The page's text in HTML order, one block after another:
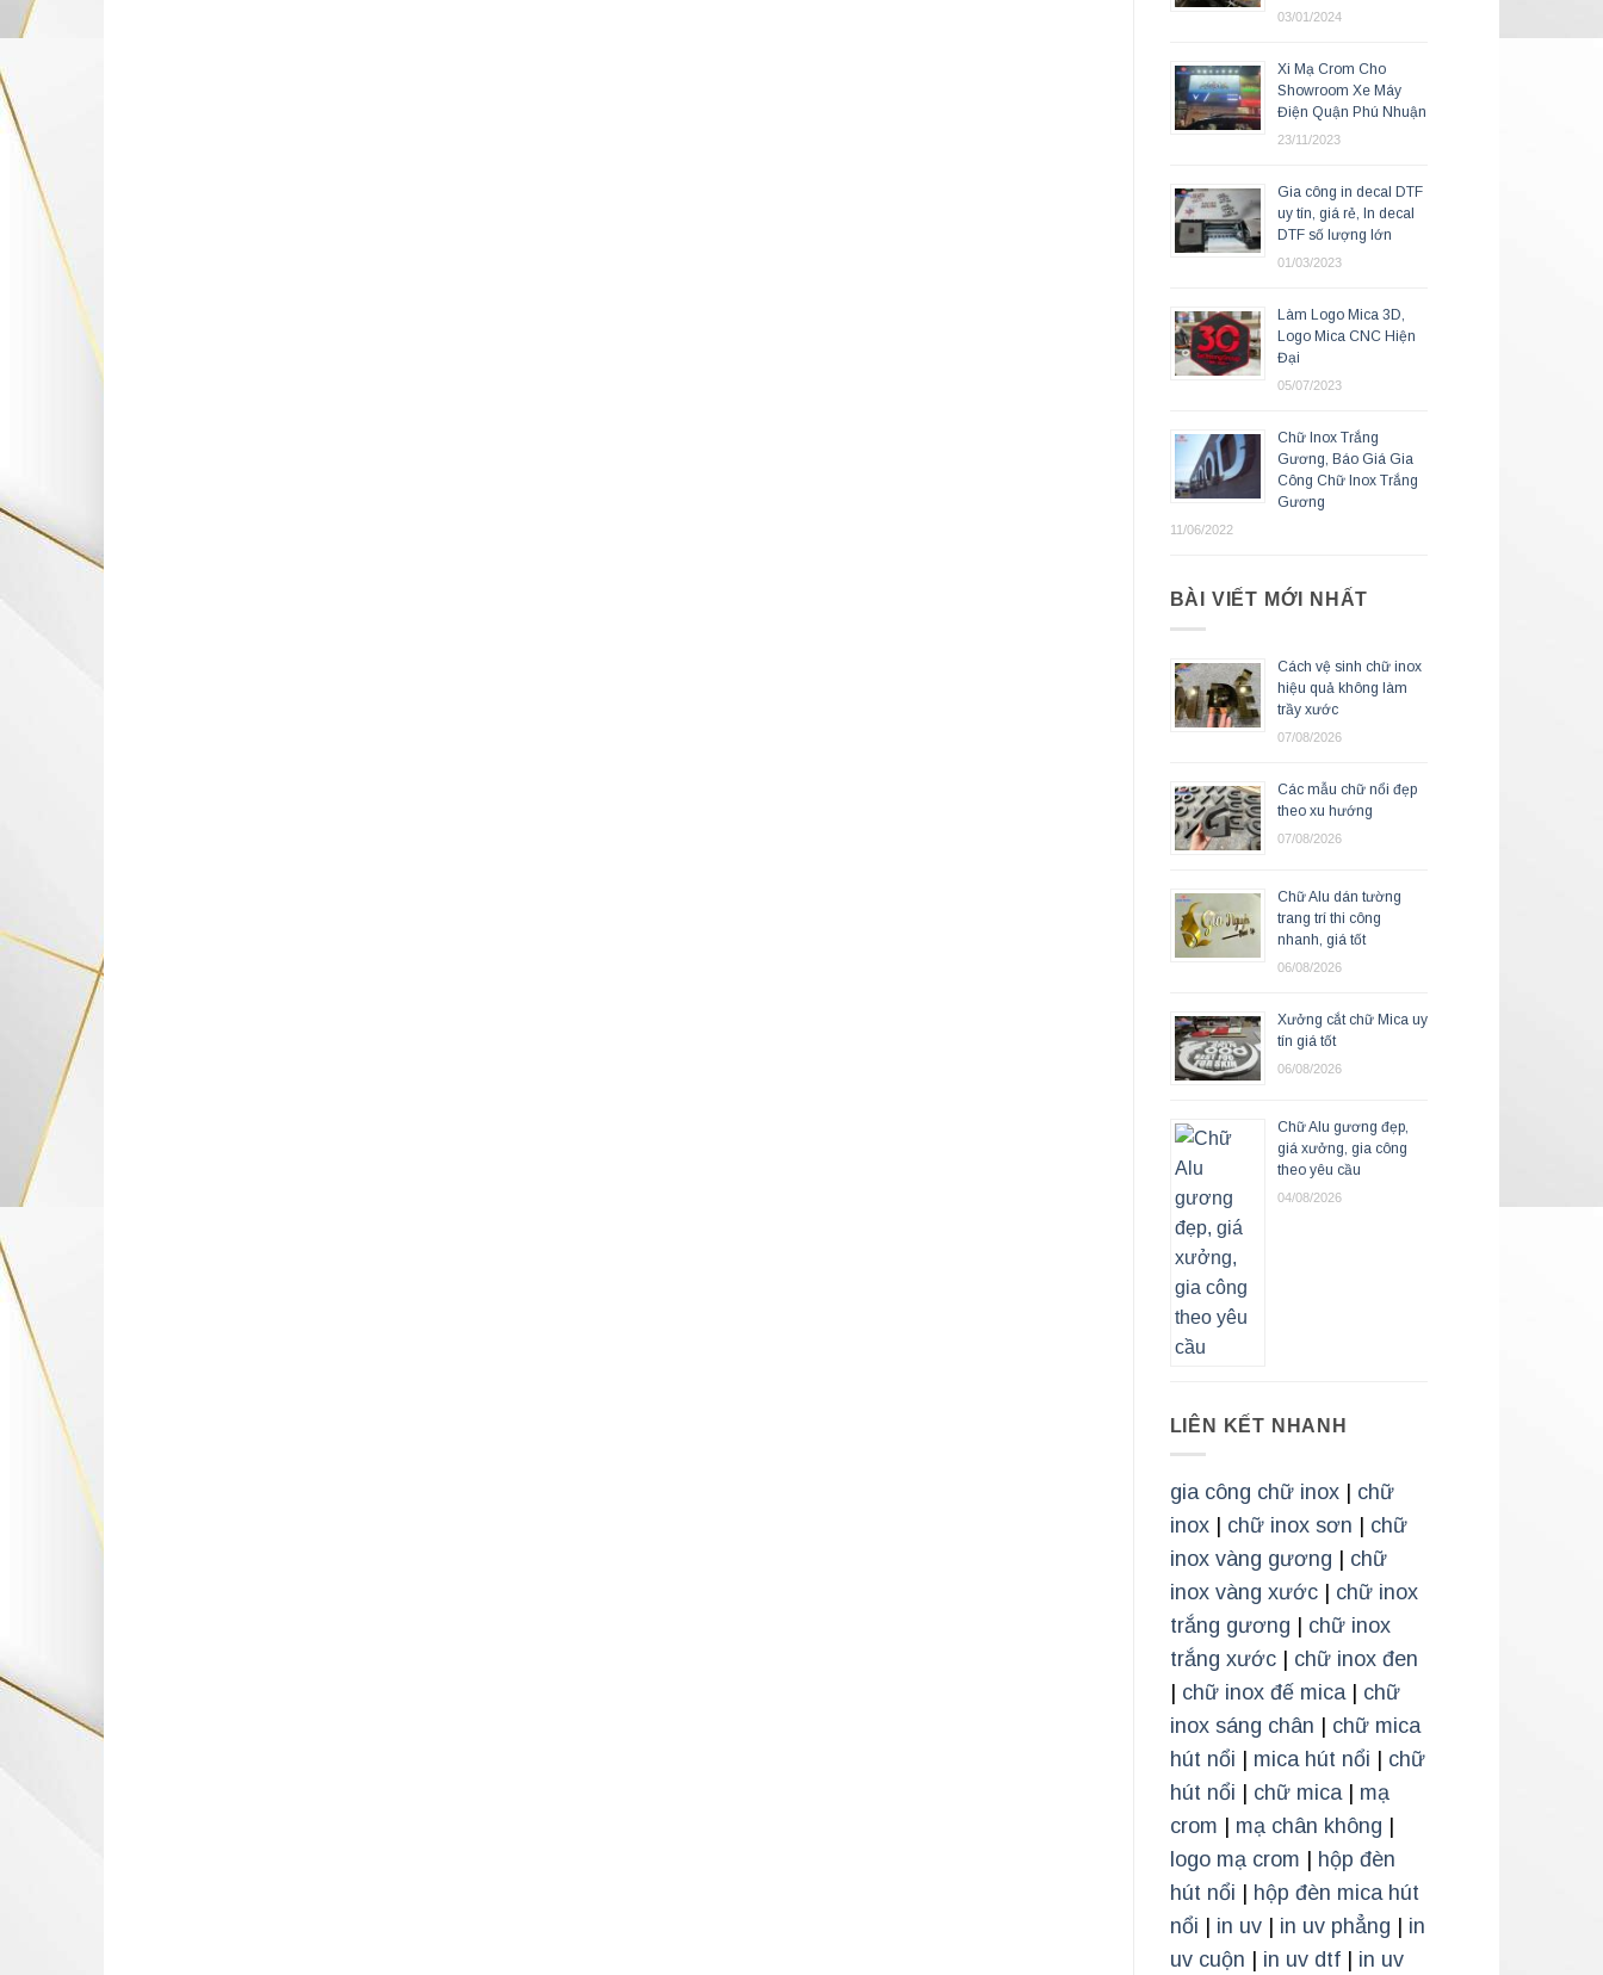
03/01/2024
Xi Mạ Crom Cho
Showroom Xe Máy
Điện Quận Phú Nhuận
23/11/2023
Gia công in decal DTF
uy tín, giá rẻ, In decal
DTF số lượng lớn
01/03/2023
Làm Logo Mica 3D,
Logo Mica CNC Hiện
Đại
05/07/2023
Chữ Inox Trắng
Gương, Báo Giá Gia
Công Chữ Inox Trắng
Gương
11/06/2022
BÀI VIẾT MỚI NHẤT
Cách vệ sinh chữ inox
hiệu quả không làm
trầy xước
07/08/2026
Các mẫu chữ nổi đẹp
theo xu hướng
07/08/2026
Chữ Alu dán tường
trang trí thi công
nhanh, giá tốt
06/08/2026
Xưởng cắt chữ Mica uy
tín giá tốt
06/08/2026
Chữ Alu gương đẹp,
giá xưởng, gia công
theo yêu cầu
04/08/2026
LIÊN KẾT NHANH
gia công chữ inox| chữ
inox| chữ inox sơn
chữ
inox vàng gương
chữ
inox vàng xước| chữ inox
trắng gương
chữ inox
trắng xước| chữ inox đen
chữ inox đế mica| chữ
inox sáng chân
chữ mica
hút nổi
mica hút nổi
chữ
hút nổi
chữ mica| mạ
crom
mạ chân không
logo mạ crom
hộp đèn
hút nổi
hộp đèn mica hút
nổi
in uv| in uv phẳng
in
uv cuộn
in uv dtf| in uv